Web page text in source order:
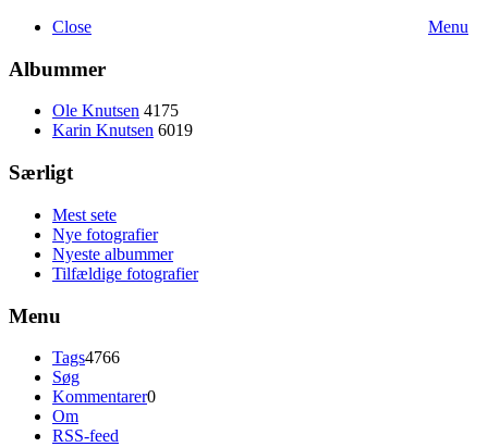
Menu
Close
Albummer
Ole Knutsen 4175
Karin Knutsen 6019
Særligt
Mest sete
Nye fotografier
Nyeste albummer
Tilfældige fotografier
Menu
Tags4766
Søg
Kommentarer0
Om
RSS-feed